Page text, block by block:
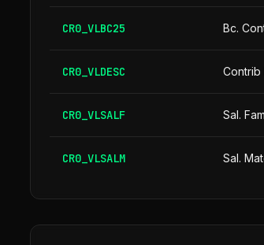
CR0_VLBC25 Bc.
CR0_VLDESC Contrib
CR0_VLSALF Sal.
CR0_VLSALM Sal.